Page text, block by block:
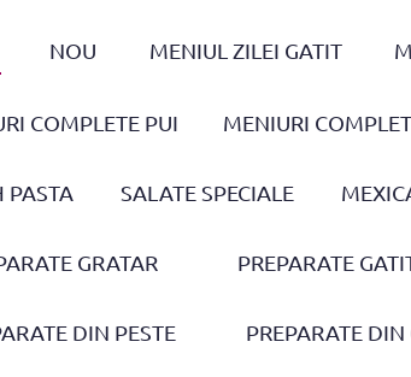
NOU MENIUL ZILEI GATIT
COMPLETE PUI MENIURI
PASTA SALATE SPECIALE
GRATAR PREPARATE
DIN PESTE PREPARATE